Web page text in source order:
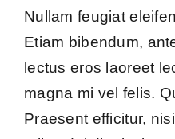
Juniors
Adults
Nullam feugiat
Etiam bibendum,
lectus eros laoreet
magna mi vel felis.
Praesent efficitur,